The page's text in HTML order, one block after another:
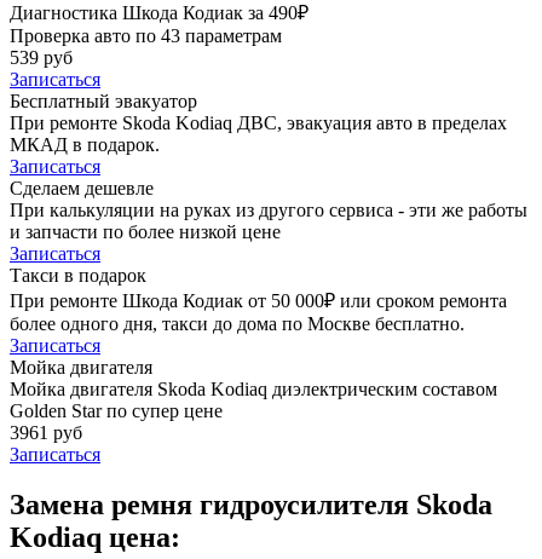
Диагностика Шкода Кодиак за 490₽
Проверка авто по 43 параметрам
539 руб
Записаться
Бесплатный эвакуатор
При ремонте Skoda Kodiaq ДВС, эвакуация авто в пределах
МКАД в подарок.
Записаться
Сделаем дешевле
При калькуляции на руках из другого сервиса - эти же работы
и запчасти по более низкой цене
Записаться
Такси в подарок
При ремонте Шкода Кодиак от 50 000₽ или сроком ремонта
более одного дня, такси до дома по Москве бесплатно.
Записаться
Мойка двигателя
Мойка двигателя Skoda Kodiaq диэлектрическим составом
Golden Star по супер цене
3961 руб
Записаться
Замена ремня гидроусилителя Skoda
Kodiaq цена: